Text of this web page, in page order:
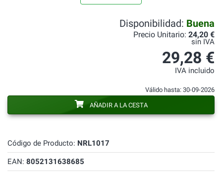
Código de Producto: NRL1017
EAN: 8052131638685
Disponibilidad: Buena
Precio Unitario: 24,20 €
sin IVA
29,28 €
IVA incluido
Válido hasta: 30-09-2026
AÑADIR A LA CESTA